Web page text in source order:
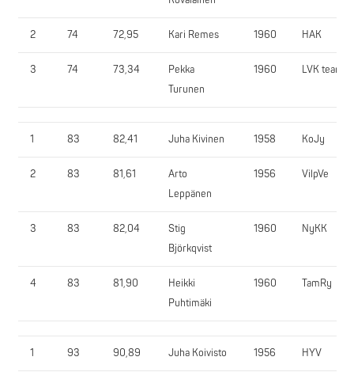
2 74 72,95 Kari Remes 1960 HAK
3 74 73,34
Pekka
Turunen
1960 LVK team
1 83 82,41 Juha Kivinen 1958 KoJy
2 83 81,61
Arto
Leppänen
1956 VilpVe
3 83 82,04
Stig
Björkqvist
1960 NyKK
4 83 81,90
Heikki
Puhtimäki
1960 TamRy
1 93 90,89 Juha Koivisto 1956 HYV